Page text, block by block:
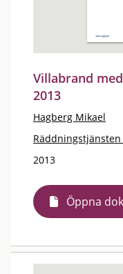
Villabrand
2013
Hagberg Mikael
2013
Öppna